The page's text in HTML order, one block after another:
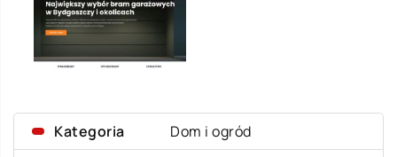
Kategoria
Dom i ogród